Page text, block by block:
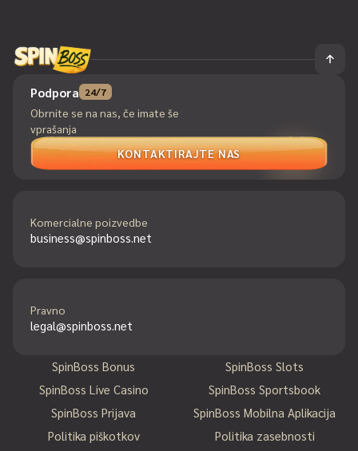
Podpora 24/7
Obrnite se na nas, če imate še
vprašanja
KONTAKTIRAJTE NAS
Komercialne poizvedbe
business@spinboss.net
Pravno
legal@spinboss.net
SpinBoss Bonus
SpinBoss Slots
SpinBoss Live Casino
SpinBoss Sportsbook
SpinBoss Prijava
SpinBoss Mobilna Aplikacija
Politika piškotkov
Politika zasebnosti